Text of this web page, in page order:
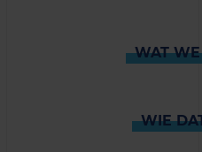
WAT
WIE